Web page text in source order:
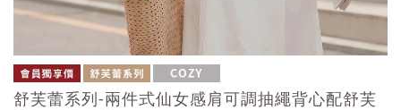
舒芙蕾系列-兩件式仙女感肩可調抽繩背心配舒芙